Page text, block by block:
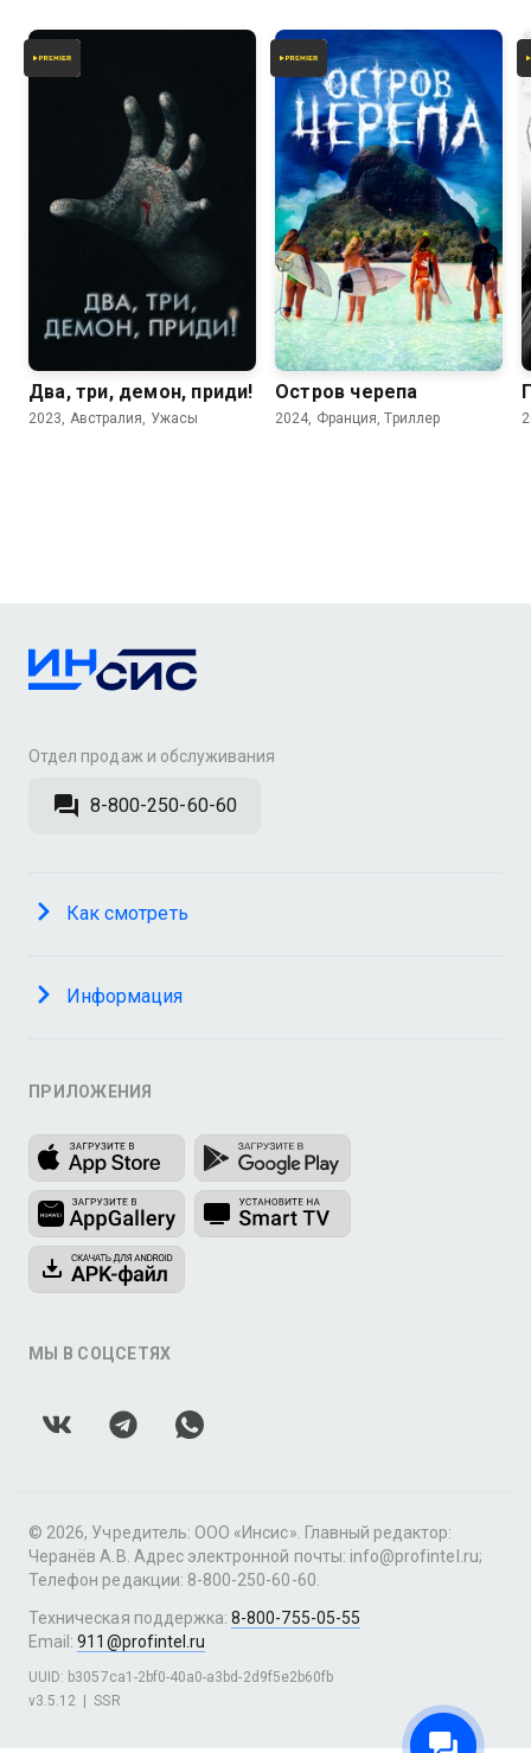
Два, три, демон, приди!
2023, Австралия, Ужасы
Остров черепа
2024, Франция, Триллер
Отдел продаж и обслуживания
8-800-250-60-60
Как смотреть
Информация
ПРИЛОЖЕНИЯ
МЫ В СОЦСЕТЯХ
© 2026, Учредитель: ООО «Инсис». Главный редактор:
Черанёв А.В. Адрес электронной почты: info@profintel.ru;
Телефон редакции: 8-800-250-60-60.
Техническая поддержка:8-800-755-05-55
Email:911@profintel.ru
v3.5.12 SSR
UUID: b3057ca1-2bf0-40a0-a3bd-2d9f5e2b60fb